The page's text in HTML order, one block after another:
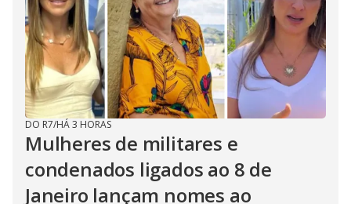
DO R7/HÁ 3 HORAS
Mulheres de militares e
condenados ligados ao 8 de
Janeiro lançam nomes ao